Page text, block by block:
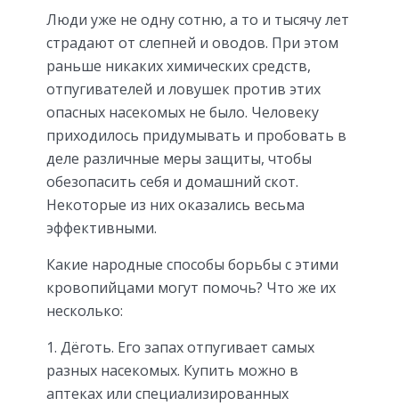
Люди уже не одну сотню, а то и тысячу лет
страдают от слепней и оводов. При этом
раньше никаких химических средств,
отпугивателей и ловушек против этих
опасных насекомых не было. Человеку
приходилось придумывать и пробовать в
деле различные меры защиты, чтобы
обезопасить себя и домашний скот.
Некоторые из них оказались весьма
эффективными.
Какие народные способы борьбы с этими
кровопийцами могут помочь? Что же их
несколько:
Дёготь. Его запах отпугивает самых
разных насекомых. Купить можно в
аптеках или специализированных